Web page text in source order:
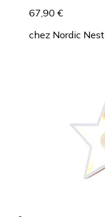
67,90 €
chez Nordic Nest